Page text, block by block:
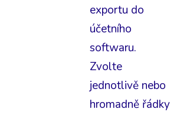
exportu do
účetního
softwaru.
Zvolte
jednotlivě nebo
hromadně řádky